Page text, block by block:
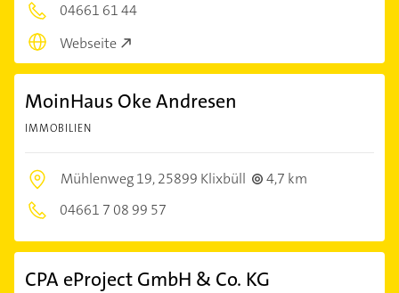
04661 61 44
Webseite
MoinHaus Oke Andresen
IMMOBILIEN
Mühlenweg 19,25899 Klixbüll
4,7 km
04661 7 08 99 57
CPA eProject GmbH & Co. KG